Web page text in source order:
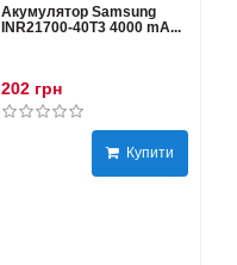
Акумулятор Samsung
INR21700-40T3 4000 mA...
202 грн
Купити